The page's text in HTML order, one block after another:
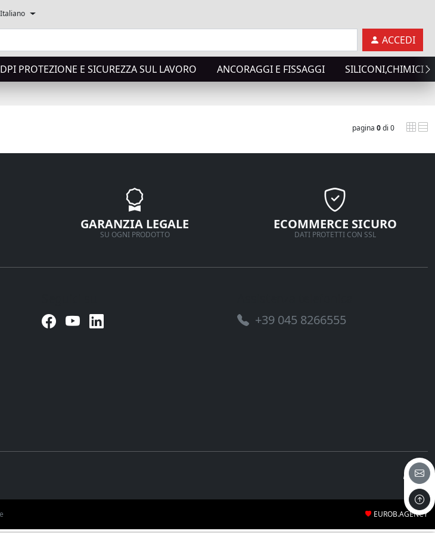
Italiano
ACCEDI
DPI PROTEZIONE E SICUREZZA SUL LAVORO ANCORAGGI E FISSAGGI SILICONI,CHIMICI
pagina 0di 0
GARANZIA LEGALE
SU OGNI PRODOTTO
ECOMMERCE SICURO
DATI PROTETTI CON SSL
+39 045 8266555
EUROB.AGENCY